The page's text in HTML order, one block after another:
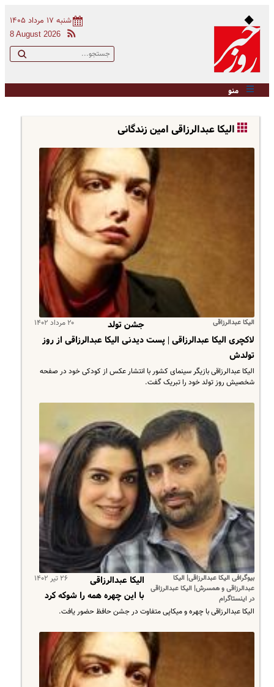
شنبه ۱۷ مرداد ۱۴۰۵
8 August 2026
منو
الیکا عبدالرزاقی امین زندگانی
الیکا عبدالرزاقی ۲۰ مرداد ۱۴۰۲
جشن تولد
لاکچری الیکا عبدالرزاقی | پست دیدنی الیکا عبدالرزاقی از روز
تولدش
الیکا عبدالرزاقی بازیگر سینمای کشور با انتشار عکس از کودکی خود در صفحه
شخصیش روز تولد خود را تبریک گفت.
بیوگرافی الیکا عبدالرزاقی| الیکا
عبدالرزاقی و همسرش| الیکا عبدالرزاقی
در اینستاگرام
۲۶ تیر ۱۴۰۲
الیکا عبدالرزاقی
با این چهره همه را شوکه کرد
الیکا عبدالرزاقی با چهره و میکاپی متفاوت در جشن حافظ حضور یافت.